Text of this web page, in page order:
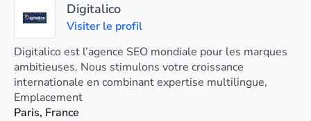
Digitalico
Visiter le profil
Digitalico est l’agence SEO mondiale pour les marques
ambitieuses. Nous stimulons votre croissance
internationale en combinant expertise multilingue,
expérience stratégique et connaissance approfondie de
la culture.
Emplacement
Paris, France